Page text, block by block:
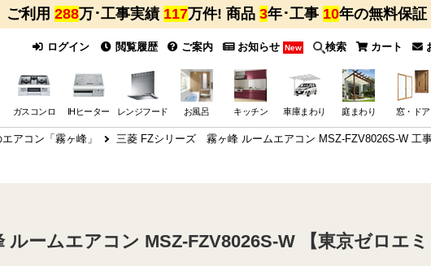
ご利用 288万･工事実績 117万件! 商品 3年･工事 10年の無料保証
ログイン 閲覧履歴 ご案内 お知らせ New 検索 カート
ガスコンロ IHヒーター レンジフード お風呂 キッチン 車庫まわり 庭まわり 窓・ドア
アコン「霧ヶ峰」 三菱 FZシリーズ 霧ヶ峰 ルームエアコン MSZ-FZV8026S-W 工
ームエアコン MSZ-FZV8026S-W 【東京ゼロエミ